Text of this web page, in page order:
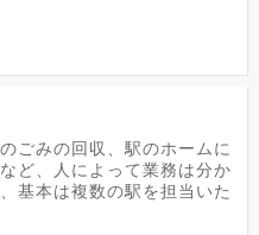
ごみの回収、駅のホームに
ど、人によって業務は分か
基本は複数の駅を担当いた